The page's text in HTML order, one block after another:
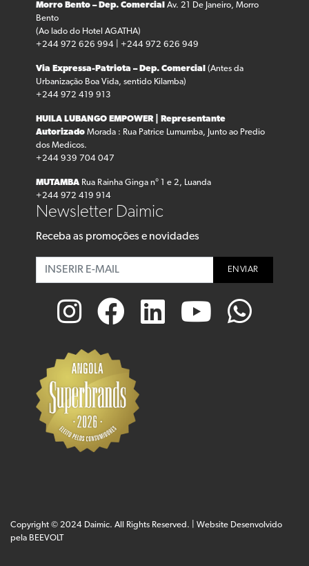
Morro Bento – Dep. Comercial
Av. 21 De Janeiro, Morro
Bento
(Ao lado do Hotel AGATHA)
+244 972 626 994 | +244 972 626 949
Via Expressa-Patriota – Dep. Comercial
(Antes da
Urbanização Boa Vida, sentido Kilamba)
+244 972 419 913
HUILA LUBANGO EMPOWER | Representante
Autorizado Morada : Rua Patrice Lumumba, Junto ao Predio
dos Medicos.
+244 939 704 047
MUTAMBA Rua Rainha Ginga n° 1 e 2, Luanda
+244 972 419 914
Newsletter Daimic
Receba as promoções e novidades
ENVIAR
Copyright © 2024 Daimic. All Rights Reserved. | Website Desenvolvido
pela BEEVOLT